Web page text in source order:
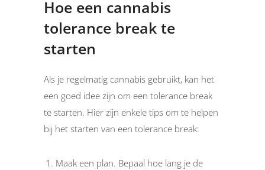
Hoe een cannabis
tolerance break te
starten
Als je regelmatig cannabis gebruikt, kan het
een goed idee zijn om een tolerance break
te starten. Hier zijn enkele tips om te helpen
bij het starten van een tolerance break:
Maak een plan. Bepaal hoe lang je de